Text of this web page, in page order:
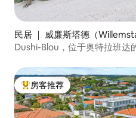
民居 ｜ 威廉斯塔德（
Dushi-Blou，位于奥特拉班达
热门「房客推荐」
房客推荐